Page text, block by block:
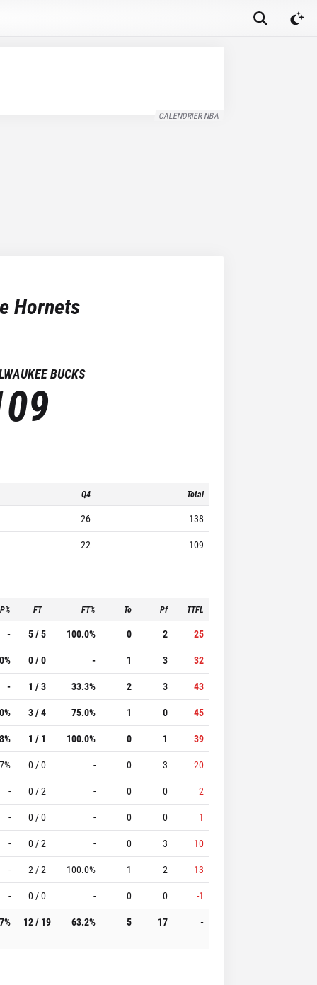
CALENDRIER NBA
Hornets
BUCKS
Q4 Total
26
138
22
109
FT FT% To Pf TTFL
- 5 / 5 100.0% 0 2
25
0 / 0 - 1 3
32
-
1 / 3 33.3% 2 3
43
3 / 4 75.0% 1 0
45
1 / 1 100.0% 0 1
39
0 / 0 - 0 3
20
-
0 / 2 - 0 0
2
-
0 / 0 - 0 0
1
-
0 / 2 - 0 3
10
-
2 / 2 100.0% 1 2
13
-
0 / 0 - 0 0
-1
12 / 19 63.2% 5 17 -